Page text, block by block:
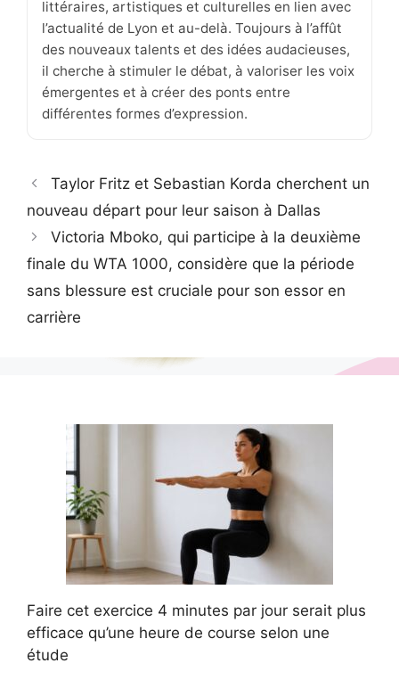
littéraires, artistiques et culturelles en lien avec
l’actualité de Lyon et au-delà. Toujours à l’affût
des nouveaux talents et des idées audacieuses,
il cherche à stimuler le débat, à valoriser les voix
émergentes et à créer des ponts entre
différentes formes d’expression.
Taylor Fritz et Sebastian Korda cherchent un
nouveau départ pour leur saison à Dallas
Victoria Mboko, qui participe à la deuxième
finale du WTA 1000, considère que la période
sans blessure est cruciale pour son essor en
carrière
Faire cet exercice 4 minutes par jour serait plus
efficace qu’une heure de course selon une
étude